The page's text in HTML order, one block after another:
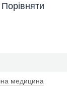
Порівняти
медицина